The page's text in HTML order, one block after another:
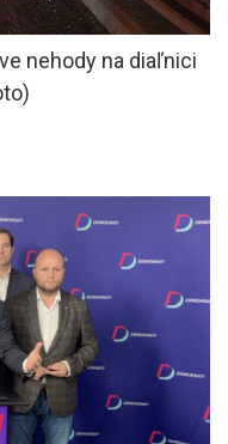
nehody na diaľnici